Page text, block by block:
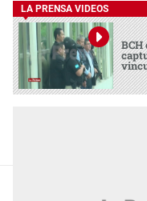
LA PRENSA VIDEOS